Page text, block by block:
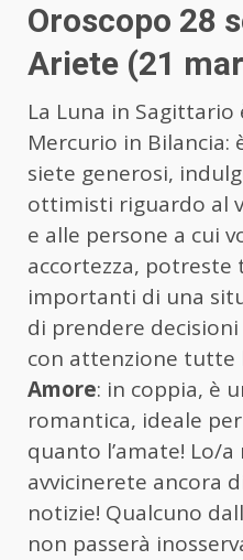
Oroscopo 28
Ariete (21
La Luna in
Mercurio in Bilancia:
siete generosi,
ottimisti riguardo al
e alle persone a cui
accortezza,
importanti di una
di prendere
con attenzione tutte
Amore: in coppia, è
romantica, ideale
quanto l’amate! Lo/
avvicinerete ancora
notizie! Qualcuno
non passerà